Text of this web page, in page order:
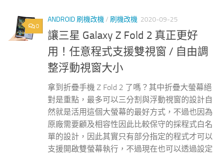
0
ANDROID 刷機改機/ 刷機改機 2020-09-25
讓三星 Galaxy Z Fold 2 真正更好
用！任意程式支援雙視窗 / 自由調
整浮動視窗大小
拿到折疊手機 Z Fold 2 了嗎？其中折疊大螢幕絕
對是重點，最多可以三分割與浮動視窗的設計自
然就是活用這個大螢幕的最好方式，不過也因為
原廠需要顧及相容性因此比較保守的採程式白名
單的設計，因此其實只有部分指定的程式才可以
支援開啟雙螢幕執行，不過現在也可以透過設定